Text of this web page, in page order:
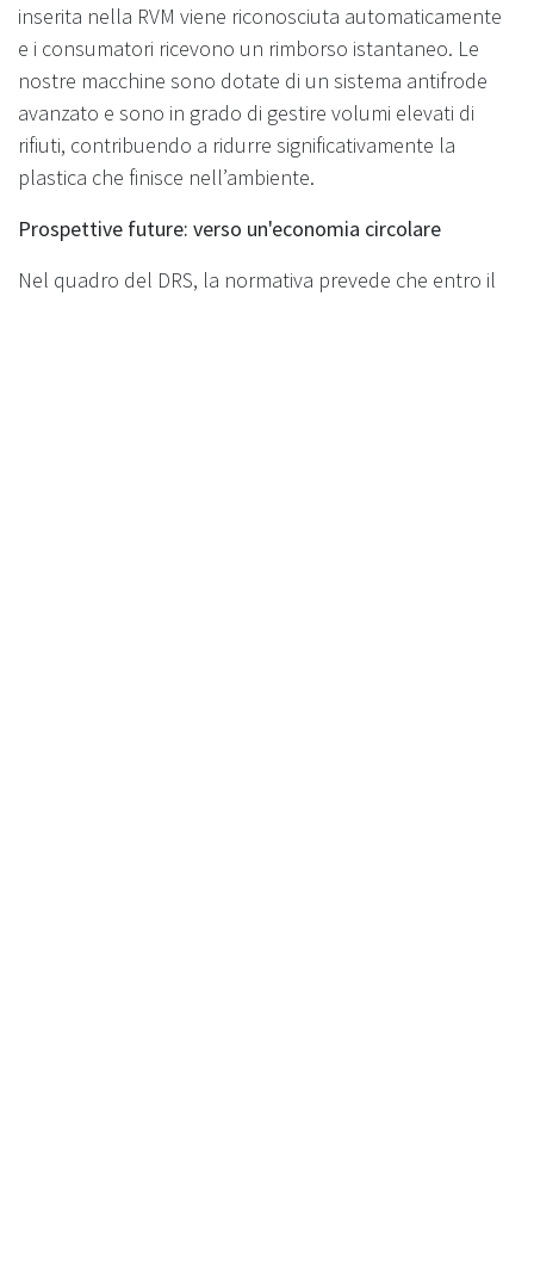
inserita nella RVM viene riconosciuta automaticamente
e i consumatori ricevono un rimborso istantaneo. Le
nostre macchine sono dotate di un sistema antifrode
avanzato e sono in grado di gestire volumi elevati di
rifiuti, contribuendo a ridurre significativamente la
plastica che finisce nell’ambiente.
Prospettive future: verso un'economia circolare
Nel quadro del DRS, la normativa prevede che entro il